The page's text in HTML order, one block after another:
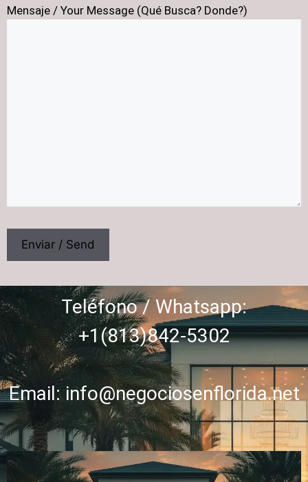
Mensaje / Your Message (Qué Busca? Donde?)
Teléfono / Whatsapp:
+1(813)842-5302
Email: info@negociosenflorida.net